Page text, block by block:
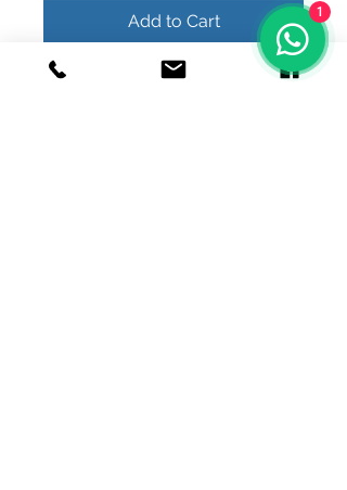
Add to Cart
Buy Now
1